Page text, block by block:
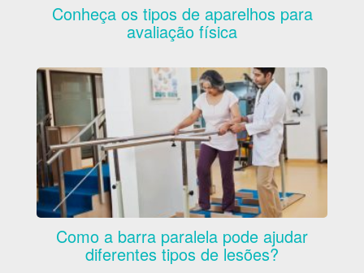
Conheça os tipos de aparelhos para
avaliação física
Como a barra paralela pode ajudar
diferentes tipos de lesões?